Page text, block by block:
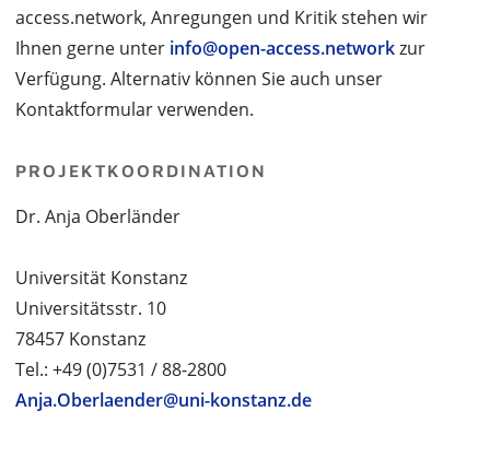
access.network, Anregungen und Kritik stehen wir
Ihnen gerne unter info@open-access.networkzur
Verfügung. Alternativ können Sie auch unser
Kontaktformular verwenden.
PROJEKTKOORDINATION
Dr. Anja Oberländer
Universität Konstanz
Universitätsstr. 10
78457 Konstanz
Tel.: +49 (0)7531 / 88-2800
Anja.Oberlaender@uni-konstanz.de